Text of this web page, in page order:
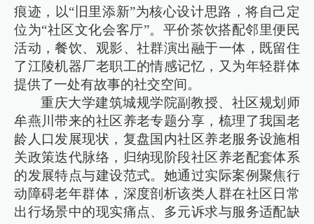
痕迹，以“旧里添新”为核心设计思路，将自己定
位为“社区文化会客厅”。平价茶饮搭配邻里便民
活动，餐饮、观影、社群演出融于一体，既留住
了江陵机器厂老职工的情感记忆，又为年轻群体
提供了一处有故事的社交空间。
重庆大学建筑城规学院副教授、社区规划师
牟燕川带来的社区养老专题分享，梳理了我国老
龄人口发展现状，复盘国内社区养老服务设施相
关政策迭代脉络，归纳现阶段社区养老配套体系
的发展特点与建设范式。她通过实际案例聚焦行
动障碍老年群体，深度剖析该类人群在社区日常
出行场景中的现实痛点、多元诉求与服务适配缺